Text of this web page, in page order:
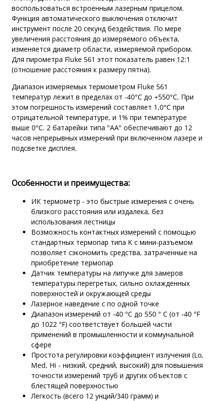
воспользоваться встроенным лазерным прицелом.
Функция автоматического выключения отключит
инструмент после 20 секунд бездействия. По мере
увеличения расстояния до измеряемого объекта,
изменяется диаметр области, измеряемой прибором.
Для пирометра Fluke 561 этот показатель равен 12:1
(отношение расстояния к размеру пятна).
Диапазон измеряемых термометром Fluke 561
температур лежит в пределах от -40°C до +550°C, При
этом погрешность измерений составляет 1,0°C при
отрицательной температуре, и 1% при температуре
выше 0°C. 2 батарейки типа "АА" обеспечивают до 12
часов непрерывных измерений при включенном лазере и
подсветке дисплея.
Особенности и преимущества:
ИК термометр - это быстрые измерения с очень
близкого расстояния или издалека, без
использования лестницы
Возможность контактных измерений с помощью
стандартных термопар типа K с мини-разъемом
позволяет сэкономить средства, затраченные на
приобретение термопар
Датчик температуры на липучке для замеров
температуры перегретых, сильно охлажденных
поверхностей и окружающей среды
Лазерное наведение с по одной точке
Диапазон измерений от -40 °C до 550 ° C (от -40 °F
до 1022 °F) соответствует большей части
применений в промышленности и коммунальной
сфере
Простота регулировки коэффициент излучения (Lo,
Med, Hi - низкий, средний, высокий) для повышения
точности измерений труб и других объектов с
блестящей поверхностью
Легкость (всего 12 унций/340 грамм) и